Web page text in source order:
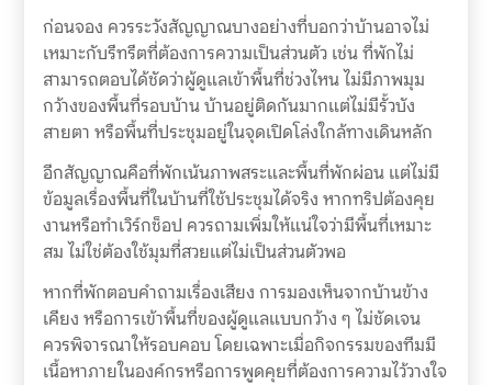
ก่อนจอง ควรระวังสัญญาณบางอย่างที่บอกว่าบ้านอาจไม่
เหมาะกับรีทรีตที่ต้องการความเป็นส่วนตัว เช่น ที่พักไม่
สามารถตอบได้ชัดว่าผู้ดูแลเข้าพื้นที่ช่วงไหน ไม่มีภาพมุม
กว้างของพื้นที่รอบบ้าน บ้านอยู่ติดกันมากแต่ไม่มีรั้วบัง
สายตา หรือพื้นที่ประชุมอยู่ในจุดเปิดโล่งใกล้ทางเดินหลัก
อีกสัญญาณคือที่พักเน้นภาพสระและพื้นที่พักผ่อน แต่ไม่มี
ข้อมูลเรื่องพื้นที่ในบ้านที่ใช้ประชุมได้จริง หากทริปต้องคุย
งานหรือทำเวิร์กช็อป ควรถามเพิ่มให้แน่ใจว่ามีพื้นที่เหมาะ
สม ไม่ใช่ต้องใช้มุมที่สวยแต่ไม่เป็นส่วนตัวพอ
หากที่พักตอบคำถามเรื่องเสียง การมองเห็นจากบ้านข้าง
เคียง หรือการเข้าพื้นที่ของผู้ดูแลแบบกว้าง ๆ ไม่ชัดเจน
ควรพิจารณาให้รอบคอบ โดยเฉพาะเมื่อกิจกรรมของทีมมี
เนื้อหาภายในองค์กรหรือการพูดคุยที่ต้องการความไว้วางใจ